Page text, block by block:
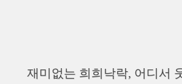
재미없는 희희낙락, 어디서